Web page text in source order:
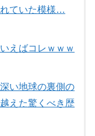
ていた模様…
えばコレｗｗｗ
い地球の裏側の
えた驚くべき歴